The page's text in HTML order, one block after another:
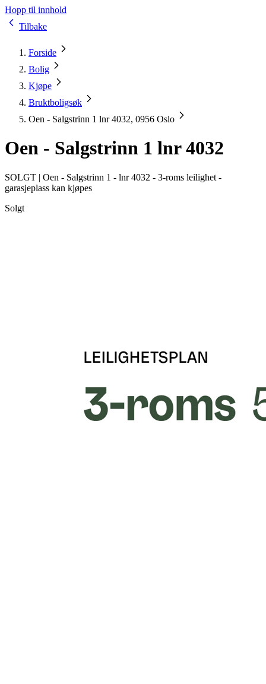
Hopp til innhold
Tilbake
Forside
Bolig
Kjøpe
Bruktboligsøk
Oen - Salgstrinn 1 lnr 4032, 0956 Oslo
Oen - Salgstrinn 1 lnr 4032
SOLGT | Oen - Salgstrinn 1 - lnr 4032 - 3-roms leilighet -
garasjeplass kan kjøpes
Solgt